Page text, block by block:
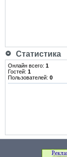
Статистика
Онлайн всего: 1
Гостей: 1
Пользователей: 0